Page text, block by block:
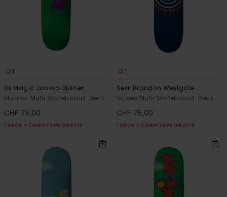
1
Its Magic Jaakko Ojanen
Männer Multi Skateboard-Deck
CHF 75,00
1 DECK = 1 GRIPTAPE GRATIS
1
Seal Brandon Westgate
Unisex Multi Skateboard-Deck
CHF 75,00
1 DECK = 1 GRIPTAPE GRATIS